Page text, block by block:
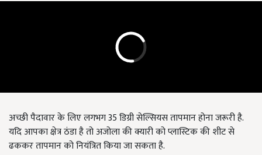
अच्छी पैदावार के लिए लगभग 35 डिग्री सेल्सियस तापमान होना जरूरी है.
यदि आपका क्षेत्र ठंडा है तो अजोला की क्यारी को प्लास्टिक की शीट से
ढककर तापमान को नियंत्रित किया जा सकता है.